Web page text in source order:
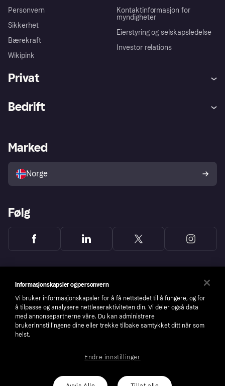
Personvern
Sikkerhet
Bærekraft
Wikipink
Kontaktinformasjon for
myndigheter
Eierstyring og selskapsledelse
Investor relations
Privat
Utforsk butikker
Bedrift
Merchant portal
Marked
Norge
Følg
number: 556737-0431
Informasjonskapsler og personvern
Vi bruker informasjonskapsler for å få nettstedet til å fungere, og for
å tilpasse og analysere nettleseraktiviteten din. Vi deler også data
med annonsepartnerne våre. Du kan administrere
brukerinnstillingene dine eller trekke tilbake samtykket ditt når som
helst.
Endre innstillinger